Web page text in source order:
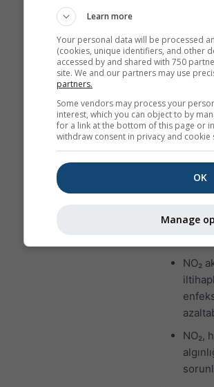
Azot
ve yakıcı
kaynağı
gaz)
dioksitin
insan
NO₂
NO₂,
Learn more
Your personal data will be processed
(cookies, unique identifiers, and other
accessed by and shared with 750
site. We and our partners may use
partners.
Some vendors may process your
interest, which you can object to by
for a link at the bottom of this page or
withdraw consent in privacy and cookie
OK
Manage